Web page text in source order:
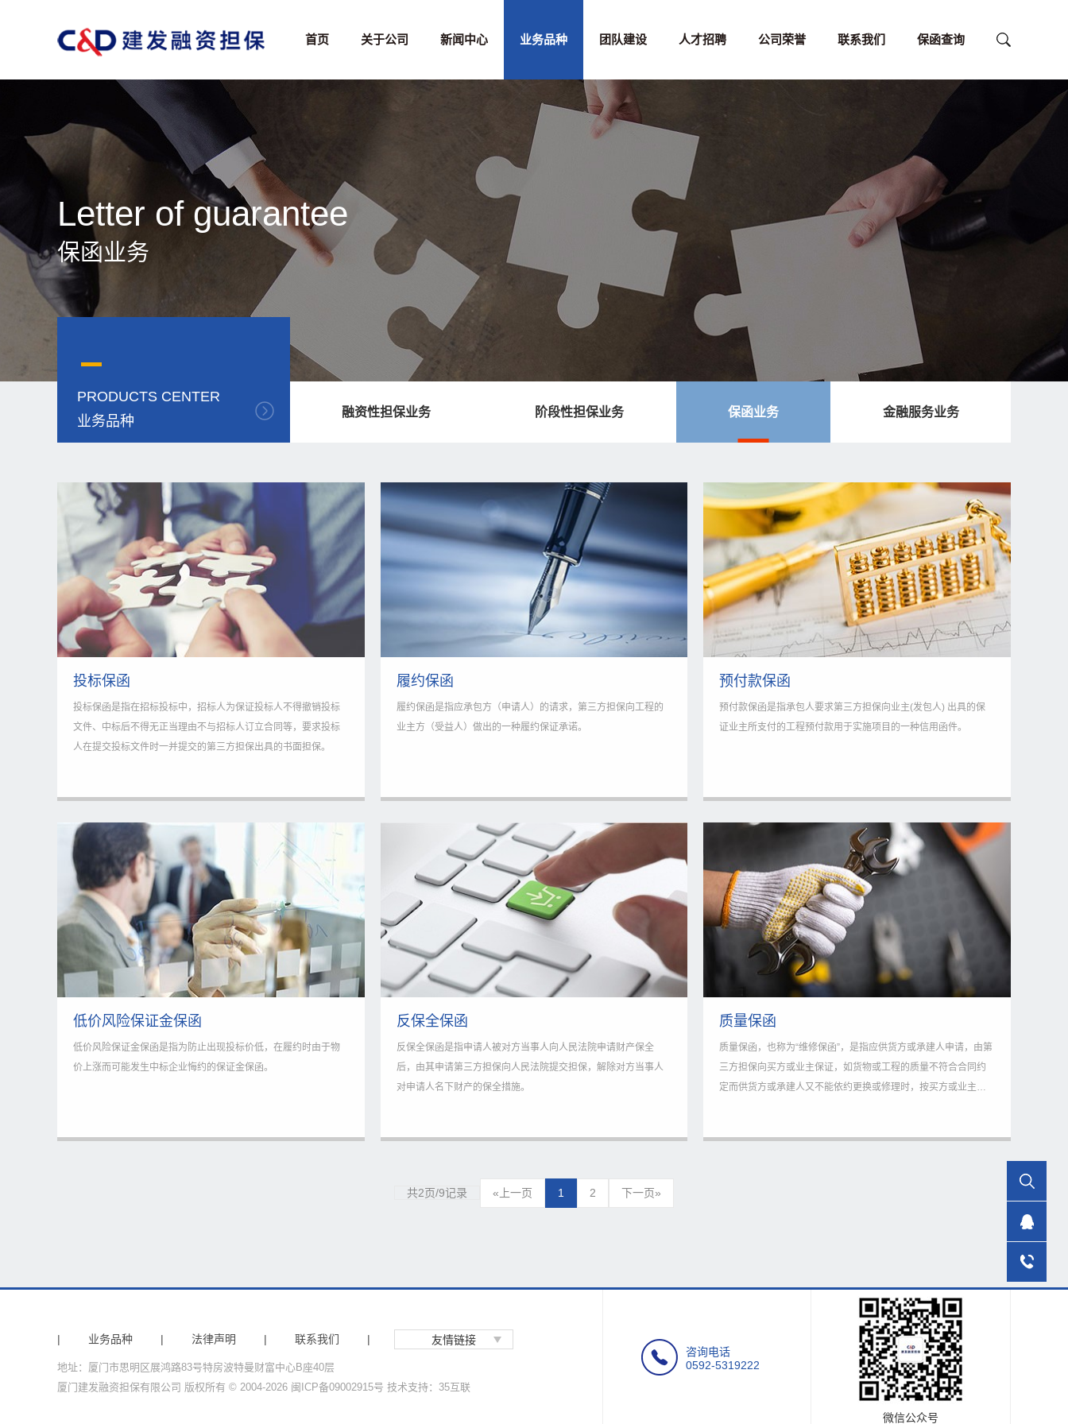
首页 关于公司 新闻中心 业务品种 团队建设 人才招聘 公司荣誉 联系我们 保函查询
Letter of guarantee
保函业务
PRODUCTS CENTER
业务品种
融资性担保业务 阶段性担保业务 保函业务 金融服务业务
投标保函
投标保函是指在招标投标中，招标人为保证投标人不得撤销投标
文件、中标后不得无正当理由不与招标人订立合同等，要求投标
人在提交投标文件时一并提交的第三方担保出具的书面担保。
履约保函
履约保函是指应承包方（申请人）的请求，第三方担保向工程的
业主方（受益人）做出的一种履约保证承诺。
预付款保函
预付款保函是指承包人要求第三方担保向业主(发包人) 出具的保
证业主所支付的工程预付款用于实施项目的一种信用函件。
低价风险保证金保函
低价风险保证金保函是指为防止出现投标价低，在履约时由于物
价上涨而可能发生中标企业悔约的保证金保函。
反保全保函
反保全保函是指申请人被对方当事人向人民法院申请财产保全
后，由其申请第三方担保向人民法院提交担保，解除对方当事人
对申请人名下财产的保全措施。
质量保函
质量保函，也称为“维修保函”，是指应供货方或承建人申请，由第
三方担保向买方或业主保证，如货物或工程的质量不符合合同约
定而供货方或承建人又不能依约更换或修理时，按买方或业主的
共2页/9记录 «上一页 1 2 下一页»
| 业务品种 | 法律声明 | 联系我们 | 友情链接
地址：厦门市思明区展鸿路83号特房波特曼财富中心B座40层
厦门建发融资担保有限公司 版权所有 © 2004-2026 闽ICP备09002915号 技术支持：35互联
微信公众号
咨询电话
0592-5319222